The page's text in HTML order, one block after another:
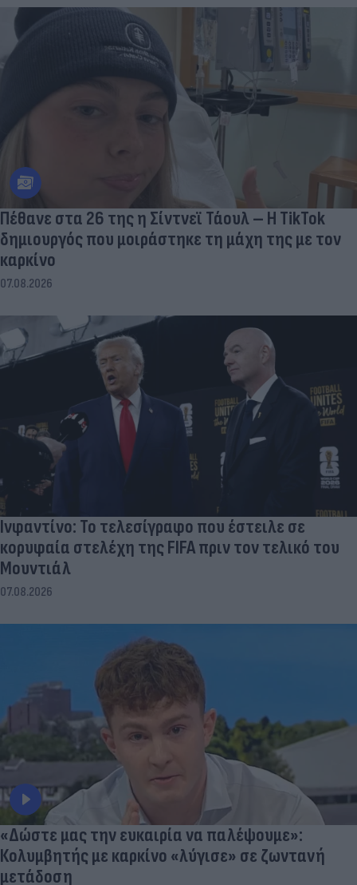
Πέθανε στα 26 της η Σίντνεϊ Τάουλ – Η TikTok
δημιουργός που μοιράστηκε τη μάχη της με τον
καρκίνο
07.08.2026
Ινφαντίνο: Το τελεσίγραφο που έστειλε σε
κορυφαία στελέχη της FIFA πριν τον τελικό του
Μουντιάλ
07.08.2026
«Δώστε μας την ευκαιρία να παλέψουμε»:
Κολυμβητής με καρκίνο «λύγισε» σε ζωντανή
μετάδοση